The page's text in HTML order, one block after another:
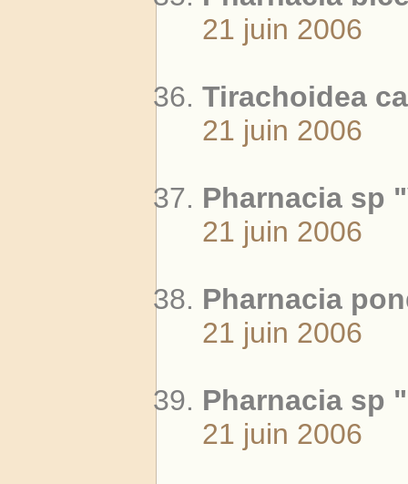
21 juin 2006
Tirachoidea
21 juin 2006
Pharnacia sp
21 juin 2006
Pharnacia
21 juin 2006
Pharnacia sp
21 juin 2006